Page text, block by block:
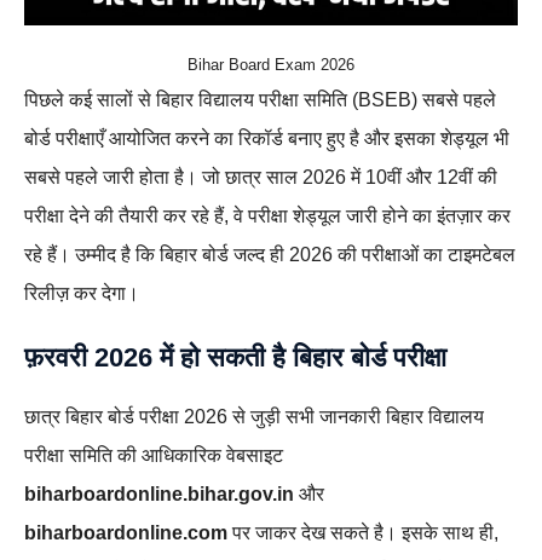
Bihar Board Exam 2026
पिछले कई सालों से बिहार विद्यालय परीक्षा समिति (BSEB) सबसे पहले
बोर्ड परीक्षाएँ आयोजित करने का रिकॉर्ड बनाए हुए है और इसका शेड्यूल भी
सबसे पहले जारी होता है। जो छात्र साल 2026 में 10वीं और 12वीं की
परीक्षा देने की तैयारी कर रहे हैं, वे परीक्षा शेड्यूल जारी होने का इंतज़ार कर
रहे हैं। उम्मीद है कि बिहार बोर्ड जल्द ही 2026 की परीक्षाओं का टाइमटेबल
रिलीज़ कर देगा।
फ़रवरी 2026 में हो सकती है बिहार बोर्ड परीक्षा
छात्र बिहार बोर्ड परीक्षा 2026 से जुड़ी सभी जानकारी बिहार विद्यालय
परीक्षा समिति की आधिकारिक वेबसाइट
biharboardonline.bihar.gov.in और
biharboardonline.comपर जाकर देख सकते है। इसके साथ ही,